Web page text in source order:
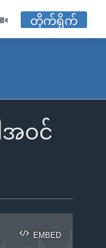
တိုက်ရိုက်
ဝင်
EMBED